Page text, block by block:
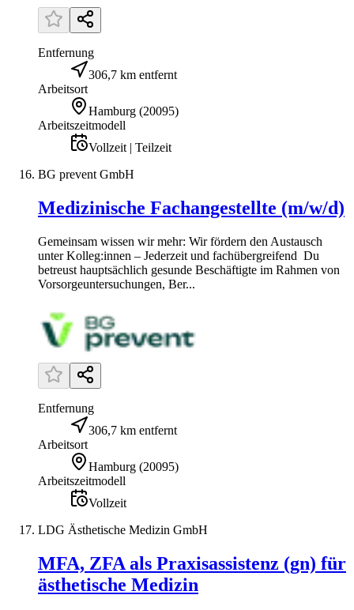
Entfernung
306,7 km entfernt
Arbeitsort
Hamburg (20095)
Arbeitszeitmodell
Vollzeit | Teilzeit
BG prevent GmbH
Medizinische Fachangestellte (m/w/d)
Gemeinsam wissen wir mehr: Wir fördern den Austausch
unter Kolleg:innen – Jederzeit und fachübergreifend Du
betreust hauptsächlich gesunde Beschäftigte im Rahmen von
Vorsorgeuntersuchungen, Ber...
Entfernung
306,7 km entfernt
Arbeitsort
Hamburg (20095)
Arbeitszeitmodell
Vollzeit
LDG Ästhetische Medizin GmbH
MFA, ZFA als Praxisassistenz (gn) für
ästhetische Medizin